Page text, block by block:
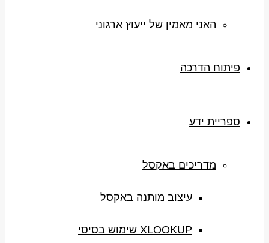
האני מאמין של ייעוץ ארגוני
פיתוח הדרכה
ספריית ידע
מדריכים באקסל
עיצוב מותנה באקסל
XLOOKUP שימוש בסיסי